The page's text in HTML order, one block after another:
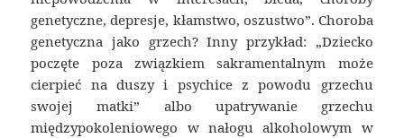
genetyczne, depresje, kłamstwo, oszustwo”. Choroba
genetyczna jako grzech? Inny przykład: „Dziecko
poczęte poza związkiem sakramentalnym może
cierpieć na duszy i psychice z powodu grzechu
swojej matki” albo upatrywanie grzechu
międzypokoleniowego w nałogu alkoholowym w